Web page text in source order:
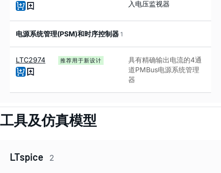
入电压监视器
电源系统管理(PSM)和时序控制器 1
LTC2974 推荐用于新设计 具有精确输出电流的4通
道PMBus电源系统管理
器
工具及仿真模型
LTspice 2